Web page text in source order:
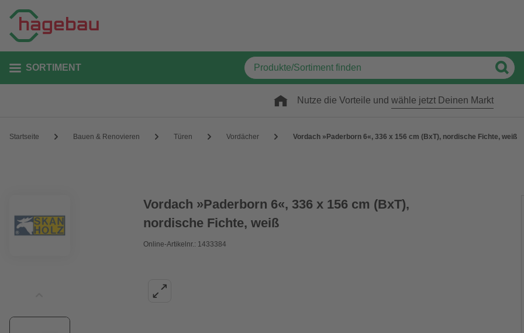
SORTIMENT
Nutze die Vorteile und wähle jetzt Deinen Markt
Startseite Bauen & Renovieren Türen Vordächer Vordach »Paderborn 6«, 336 x 156 cm (BxT), nordische Fichte, weiß
Vordach »Paderborn 6«, 336 x 156 cm (BxT),
nordische Fichte, weiß
Online-Artikelnr.: 1433384